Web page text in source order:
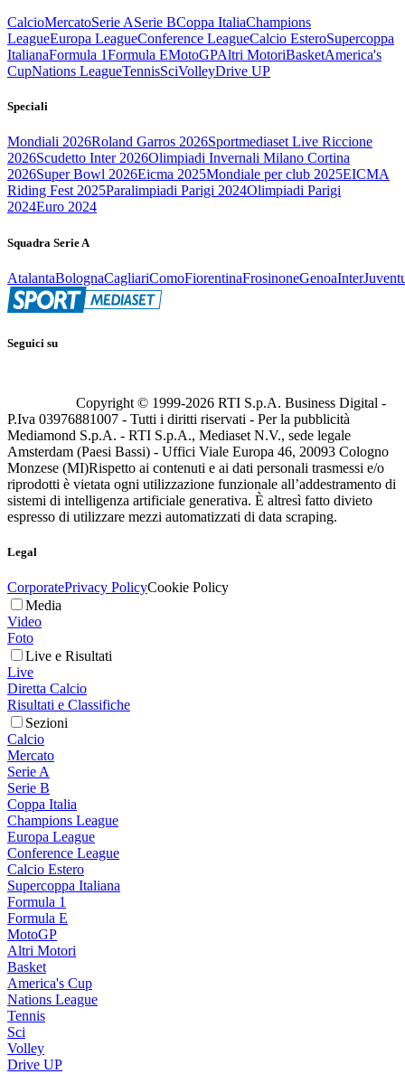
CalcioMercatoSerie ASerie BCoppa ItaliaChampions
LeagueEuropa LeagueConference LeagueCalcio EsteroSupercoppa
ItalianaFormula 1Formula EMotoGPAltri MotoriBasketAmerica's
CupNations LeagueTennisSciVolleyDrive UP
Speciali
Mondiali 2026Roland Garros 2026Sportmediaset Live Riccione
2026Scudetto Inter 2026Olimpiadi Invernali Milano Cortina
2026Super Bowl 2026Eicma 2025Mondiale per club 2025EICMA
Riding Fest 2025Paralimpiadi Parigi 2024Olimpiadi Parigi
2024Euro 2024
Squadra Serie A
AtalantaBolognaCagliariComoFiorentinaFrosinoneGenoaInter
Seguici su
Copyright © 1999-2026 RTI S.p.A. Business Digital -
P.Iva 03976881007 - Tutti i diritti riservati - Per la pubblicità
Mediamond S.p.A. - RTI S.p.A., Mediaset N.V., sede legale
Amsterdam (Paesi Bassi) - Uffici Viale Europa 46, 20093 Cologno
Monzese (MI)Rispetto ai contenuti e ai dati personali trasmessi e/o
riprodotti è vietata ogni utilizzazione funzionale all’addestramento di
sistemi di intelligenza artificiale generativa. È altresì fatto divieto
espresso di utilizzare mezzi automatizzati di data scraping.
Legal
CorporatePrivacy PolicyCookie Policy
Media
Video
Foto
Live e Risultati
Live
Diretta Calcio
Risultati e Classifiche
Sezioni
Calcio
Mercato
Serie A
Serie B
Coppa Italia
Champions League
Europa League
Conference League
Calcio Estero
Supercoppa Italiana
Formula 1
Formula E
MotoGP
Altri Motori
Basket
America's Cup
Nations League
Tennis
Sci
Volley
Drive UP